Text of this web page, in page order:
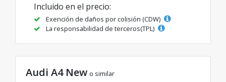
Incluido en el precio:
Exención de daños por colisión (CDW)
La responsabilidad de terceros(TPL)
Audi A4 New o similar